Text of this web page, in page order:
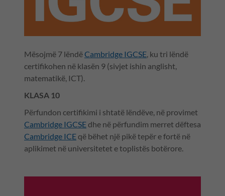
Mësojmë 7 lëndëCambridge IGCSE, ku tri lëndë
certifikohen në klasën 9 (sivjet ishin anglisht,
matematikë, ICT).
KLASA 10
Përfundon certifikimi i shtatë lëndëve, në provimet
Cambridge IGCSE dhe në përfundim merret dëftesa
Cambridge ICE që bëhet një pikë tepër e fortë në
aplikimet në universitetet e toplistës botërore.